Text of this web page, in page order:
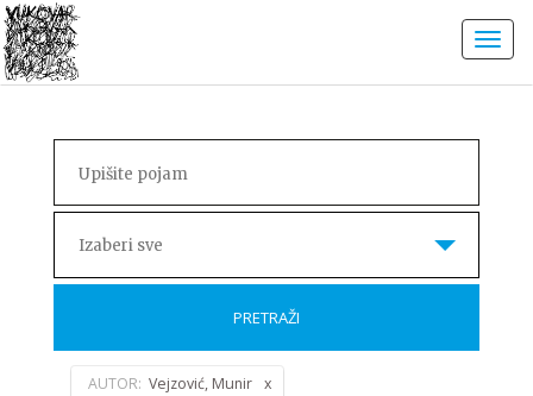
Izaberi sve
PRETRAŽI
AUTOR: Vejzović, Munir